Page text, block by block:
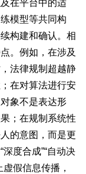
在平台中的适
模型等共同构
构建和确认。相
。例如，在涉及
法律规制超越静
在对算法进行安
象不是表达形
；在规制系统性
的意图，而是更
度合成”“自动决
假信息传播，